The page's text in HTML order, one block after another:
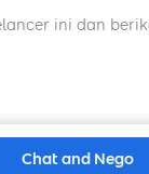
ini dan
Chat and Nego